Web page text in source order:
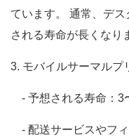
ています。 通常、デ
される寿命が長くなり
3. モバイルサーマルプ
- 予想される寿命：3
- 配送サービスやフ